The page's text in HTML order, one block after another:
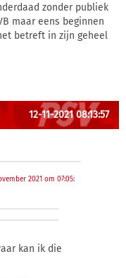
zonder publiek
maar eens beginnen
betreft in zijn geheel
12-11-2021 08:13:57
2021 om 07:05:
kan ik die